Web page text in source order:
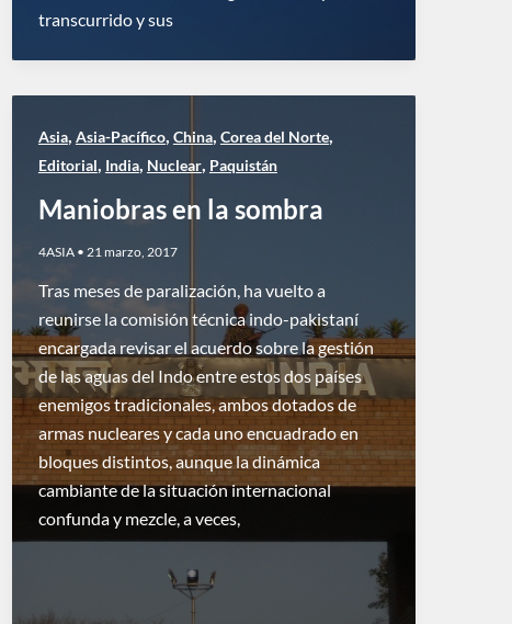
transcurrido y sus
Asia, Asia-Pacífico, China, Corea del Norte,
Editorial India, Nuclear, Paquistán
Maniobras en la sombra
4ASIA • 21 marzo, 2017
Tras meses de paralización, ha vuelto a
reunirse la comisión técnica indo-pakistaní
encargada revisar el acuerdo sobre la gestión
de las aguas del Indo entre estos dos países
enemigos tradicionales, ambos dotados de
armas nucleares y cada uno encuadrado en
bloques distintos, aunque la dinámica
cambiante de la situación internacional
confunda y mezcle, a veces,